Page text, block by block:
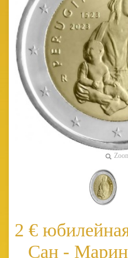
2 €
Сан -